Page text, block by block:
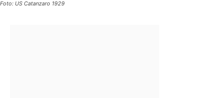
Foto: US Catanzaro 1929